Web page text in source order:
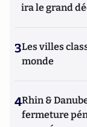
ira le grand
3Les villes
monde
4Rhin &
fermeture